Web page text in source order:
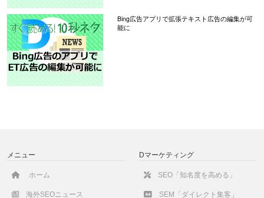
Bing広告アプリで拡張テキスト広告の編集が可
能に
メニュー
ホーム
海外SEOニュース
Dマーケティング
SEO「知名度を高める」
SEM「ダイレクト集客」